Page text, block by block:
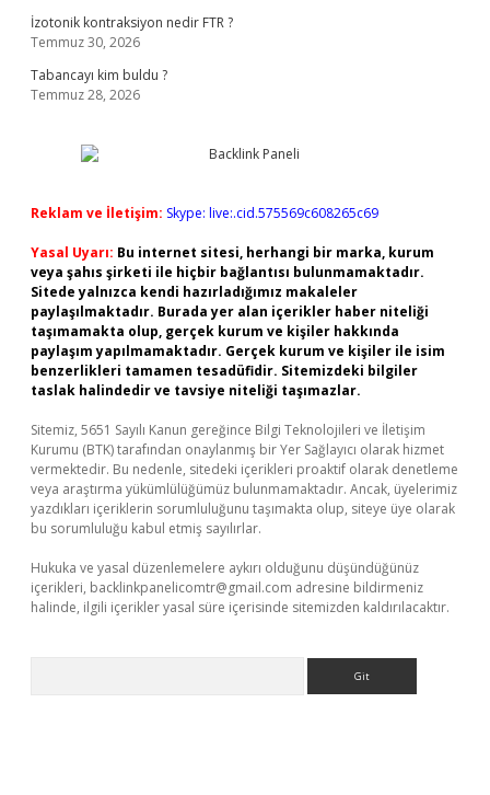
İzotonik kontraksiyon nedir FTR ?
Temmuz 30, 2026
Tabancayı kim buldu ?
Temmuz 28, 2026
Reklam ve İletişim: Skype: live:.cid.575569c608265c69
Yasal Uyarı: Bu internet sitesi, herhangi bir marka, kurum
veya şahıs şirketi ile hiçbir bağlantısı bulunmamaktadır.
Sitede yalnızca kendi hazırladığımız makaleler
paylaşılmaktadır. Burada yer alan içerikler haber niteliği
taşımamakta olup, gerçek kurum ve kişiler hakkında
paylaşım yapılmamaktadır. Gerçek kurum ve kişiler ile isim
benzerlikleri tamamen tesadüfidir. Sitemizdeki bilgiler
taslak halindedir ve tavsiye niteliği taşımazlar.
Sitemiz, 5651 Sayılı Kanun gereğince Bilgi Teknolojileri ve İletişim
Kurumu (BTK) tarafından onaylanmış bir Yer Sağlayıcı olarak hizmet
vermektedir. Bu nedenle, sitedeki içerikleri proaktif olarak denetleme
veya araştırma yükümlülüğümüz bulunmamaktadır. Ancak, üyelerimiz
yazdıkları içeriklerin sorumluluğunu taşımakta olup, siteye üye olarak
bu sorumluluğu kabul etmiş sayılırlar.
Hukuka ve yasal düzenlemelere aykırı olduğunu düşündüğünüz
içerikleri, backlinkpanelicomtr@gmail.com adresine bildirmeniz
halinde, ilgili içerikler yasal süre içerisinde sitemizden kaldırılacaktır.